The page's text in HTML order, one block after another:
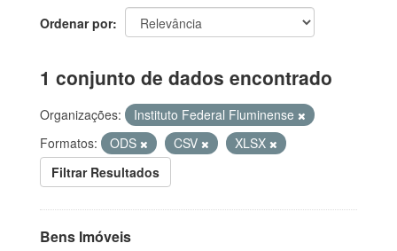
Ordenar por
1 conjunto de dados encontrado
Organizações:
Instituto Federal Fluminense
Formatos:
ODS CSV
XLSX
Filtrar Resultados
Bens Imóveis